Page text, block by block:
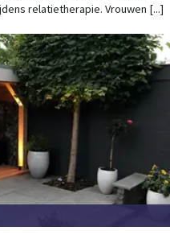
relatietherapie. Vrouwen [...]